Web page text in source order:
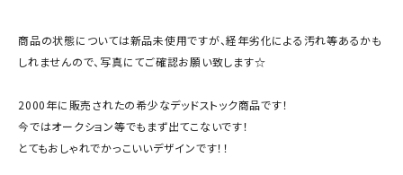
商品の状態については新品未使用ですが、経年劣化による汚れ等あるかも
しれませんので、写真にてご確認お願い致します☆
2000年に販売されたの希少なデッドストック商品です！
今ではオークション等でもまず出てこないです！
とてもおしゃれでかっこいいデザインです！！